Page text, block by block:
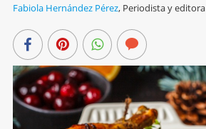
Fabiola Hernández Pérez, Periodista y editora